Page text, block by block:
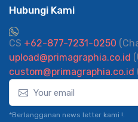
Hubungi Kami
CS +62-877-7231-0250
upload@primagraphia.co.id
custom@primagraphia.co.id
*Berlangganan news letter kami !.